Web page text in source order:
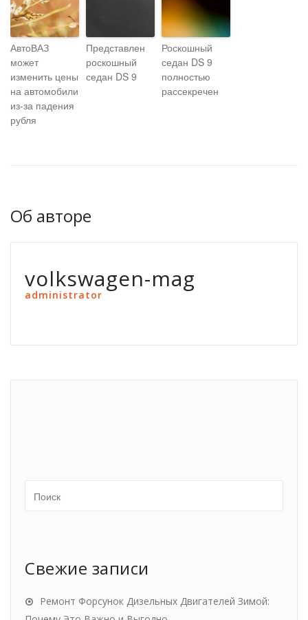
АвтоВАЗ
может
изменить цены
на автомобили
из-за падения
рубля
Представлен
роскошный
седан DS 9
Роскошный
седан DS 9
полностью
рассекречен
Об авторе
volkswagen-mag
administrator
Свежие записи
Ремонт Форсунок Дизельных Двигателей Зимой: